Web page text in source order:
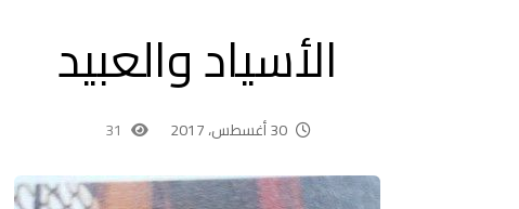
الأسياد والعبيد
30 أغسطس، 2017 31